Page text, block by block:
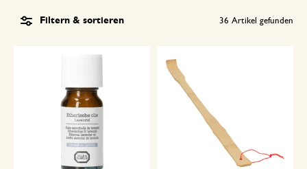
Filtern & sortieren 36 Artikel gefunden